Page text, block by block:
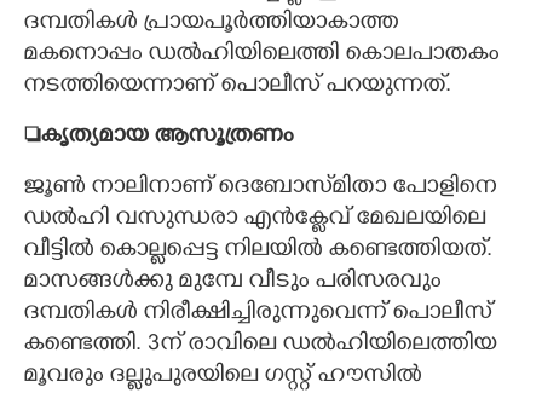
ദമ്പതികൾ പ്രായപൂർത്തിയാകാത്ത
മകനൊപ്പം ഡൽഹിയിലെത്തി കൊലപാതകം
നടത്തിയെന്നാണ് പൊലീസ് പറയുന്നത്.
കൃത്യമായ ആസൂത്രണം
ജൂൺ നാലിനാണ് ദെബോസ്‌മിതാ പോളിനെ
ഡൽഹി വസുന്ധരാ എൻക്ലേവ് മേഖലയിലെ
വീട്ടിൽ കൊല്ലപ്പെട്ട നിലയിൽ കണ്ടെത്തിയത്.
മാസങ്ങൾക്കു മുമ്പേ വീടും പരിസരവും
ദമ്പതികൾ നിരീക്ഷിച്ചിരുന്നുവെന്ന് പൊലീസ്
കണ്ടെത്തി. 3ന് രാവിലെ ഡൽഹിയിലെത്തിയ
മൂവരും ദല്ലുപുരയിലെ ഗസ്റ്റ് ഹൗസിൽ